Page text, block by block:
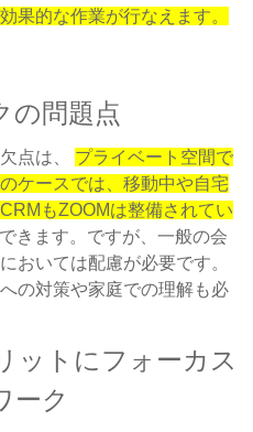
果的な作業が行なえます。
の問題点
点は、 プライベート空間で
ケースでは、移動中や自宅
もZOOMは整備されてい
きます。ですが、一般の会
おいては配慮が必要です。
の対策や家庭での理解も必
ットにフォーカス
ーク